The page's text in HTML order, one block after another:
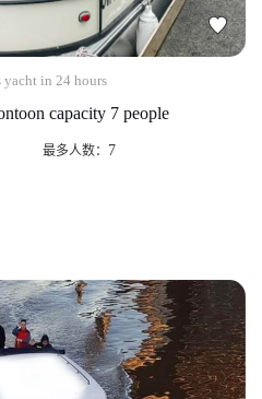
yacht in 24 hours
capacity 7 people
最多人数： 7